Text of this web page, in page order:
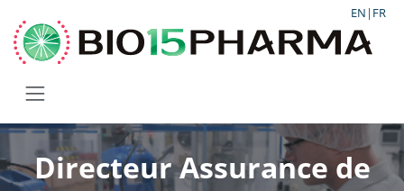
EN | FR
Directeur Assurance de